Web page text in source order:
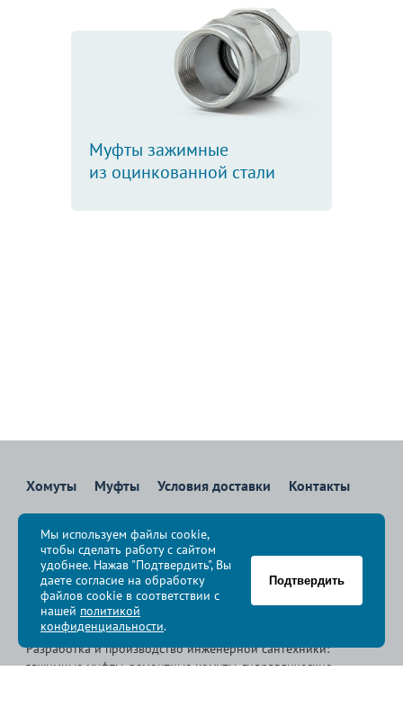
Муфты зажимные
из оцинкованной стали
Хомуты Муфты Условия доставки Контакты
8 800 700-83-36
Звоните бесплатно с 08:00 до 17:00 по Москве
политика конфиденциальности
© Группа компаний « », 2009-2026
Разработка и производство инженерной сантехники:
зажимные муфты, ремонтные хомуты, гидравлические
Мы используем файлы cookie,
чтобы сделать работу с сайтом
удобнее. Нажав "Подтвердить", Вы
даете согласие на обработку
файлов cookie в соответствии с
нашей политикой
конфиденциальности.
Подтвердить